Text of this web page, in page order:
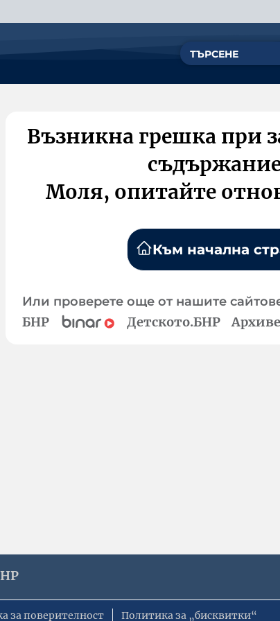
Възникна грешка при
Моля, опитайте
Към начална
Или проверете още от нашите
БНР Детското.БНР
за поверителност Политика за „бисквитки“